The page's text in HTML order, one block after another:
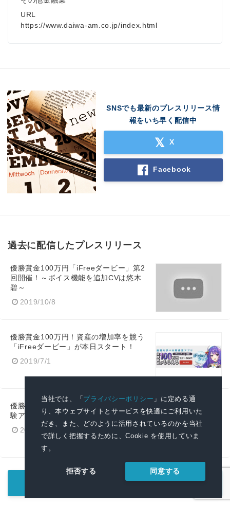
当社では、「プライバシーポリシー 」に定める通
り、本ウェブサイトとサービスを快適にご利用いた
だき、また、どのように活用されているのかを当社
で詳しく把握するために、Cookie を使用していま
す。
拒否する 同意する
URL
https://www.daiwa-am.co.jp/index.html
SNSでも最新のプレスリリース情
報をいち早く配信中
X
Facebook
過去に配信したプレスリリース
優勝賞金100万円「iFreeダービー」第2
回開催！～ボイス機能を追加CVは悠木
碧～
2019/10/8
優勝賞金100万円！資産の増加率を競う
「iFreeダービー」が本日スタート！
2019/7/1
優勝賞金100万円ダービー開催！投資体
験アプリ「iFreeタッチ」配信開始
2019/6/12
もっと見る